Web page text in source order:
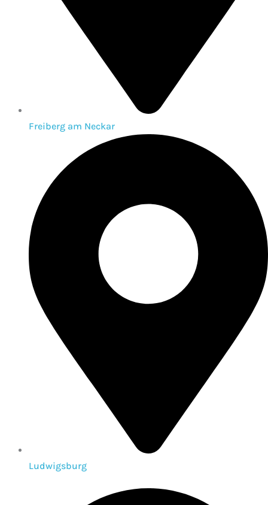
Freiberg am Neckar
Ludwigsburg